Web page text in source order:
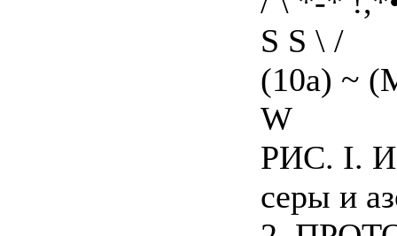
S S \ /
(10a) ~
W
РИС. I.
серы и